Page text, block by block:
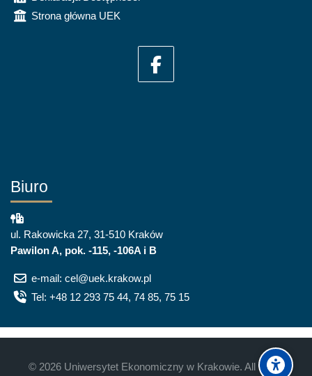
Strona główna UEK
Biuro
ul. Rakowicka 27, 31-510 Kraków
Pawilon A, pok. -115, -106A i B
e-mail: cel@uek.krakow.pl
Tel: +48 12 293 75 44, 74 85, 75 15
© 2026 Uniwersytet Ekonomiczny w Krakowie. All rights